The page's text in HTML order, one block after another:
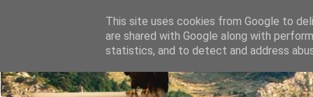
This site uses cookies from Google to
are shared with Google along with
statistics, and to detect and address